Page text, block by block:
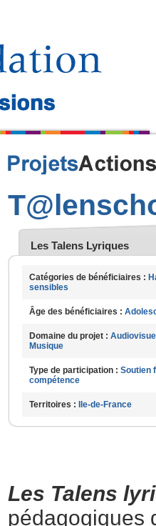
Les Talens Lyriques
Catégories de bénéficiaires :
sensibles
Âge des bénéficiaires :
Domaine du projet :
Musique
Type de participation : Soutien
compétence
Territoires : Ile-de-France
Les Talens
pédagogiques